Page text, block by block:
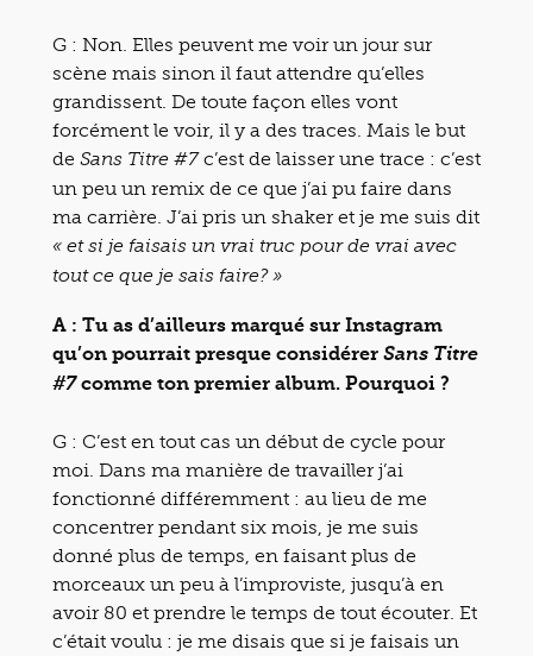
G : Non. Elles peuvent me voir un jour sur
scène mais sinon il faut attendre qu’elles
grandissent. De toute façon elles vont
forcément le voir, il y a des traces. Mais le but
de Sans Titre #7c’est de laisser une trace : c’est
un peu un remix de ce que j’ai pu faire dans
ma carrière. J’ai pris un shaker et je me suis dit
« et si je faisais un vrai truc pour de vrai avec
tout ce que je sais faire? »
A : Tu as d’ailleurs marqué sur Instagram
qu’on pourrait presque considérer Sans Titre
#7comme ton premier album. Pourquoi ?
G : C’est en tout cas un début de cycle pour
moi. Dans ma manière de travailler j’ai
fonctionné différemment : au lieu de me
concentrer pendant six mois, je me suis
donné plus de temps, en faisant plus de
morceaux un peu à l’improviste, jusqu’à en
avoir 80 et prendre le temps de tout écouter. Et
c’était voulu : je me disais que si je faisais un